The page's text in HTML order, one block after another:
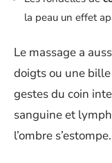
la peau un effet
Le massage a
doigts ou une
gestes du coin
sanguine et
l’ombre s’estompe.